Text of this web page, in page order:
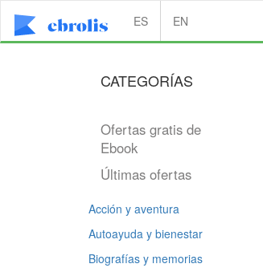
ES EN
CATEGORÍAS
Ofertas gratis de
Ebook
Últimas ofertas
Acción y aventura
Autoayuda y bienestar
Biografías y memorias